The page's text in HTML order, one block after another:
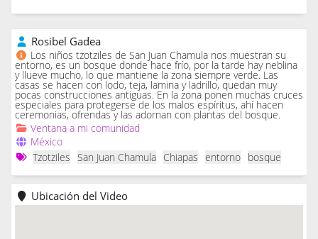
Rosibel Gadea
Los niños tzotziles de San Juan Chamula nos muestran su
entorno, es un bosque donde hace frío, por la tarde hay neblina
y llueve mucho, lo que mantiene la zona siempre verde. Las
casas se hacen con lodo, teja, lamina y ladrillo, quedan muy
pocas construcciones antiguas. En la zona ponen muchas cruces
especiales para protegerse de los malos espíritus, ahí hacen
ceremonias, ofrendas y las adornan con plantas del bosque.
Ventana a mi comunidad
México
Tzotziles
San Juan Chamula Chiapas entorno bosque
Ubicación del Video